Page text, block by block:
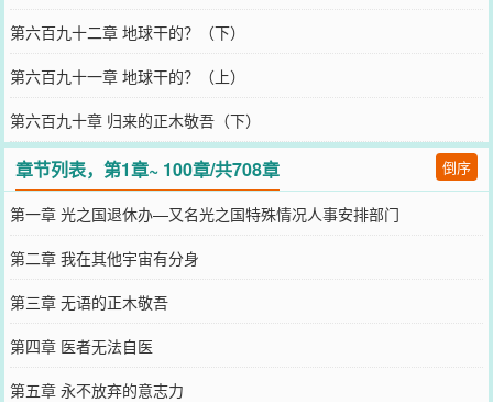
第六百九十二章 地球干的？（下）
第六百九十一章 地球干的？（上）
第六百九十章 归来的正木敬吾（下）
章节列表，第1章~ 100章/共708章 倒序
第一章 光之国退休办—又名光之国特殊情况人事安排部门
第二章 我在其他宇宙有分身
第三章 无语的正木敬吾
第四章 医者无法自医
第五章 永不放弃的意志力